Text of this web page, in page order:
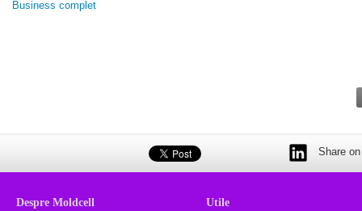
Business complet
Share
Despre Moldcell Utile